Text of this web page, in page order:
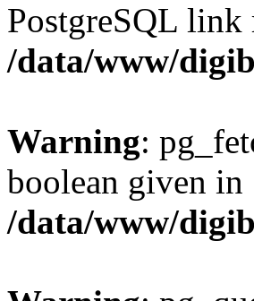
PostgreSQL link
/data/www/
Warning:
boolean given in
/data/www/